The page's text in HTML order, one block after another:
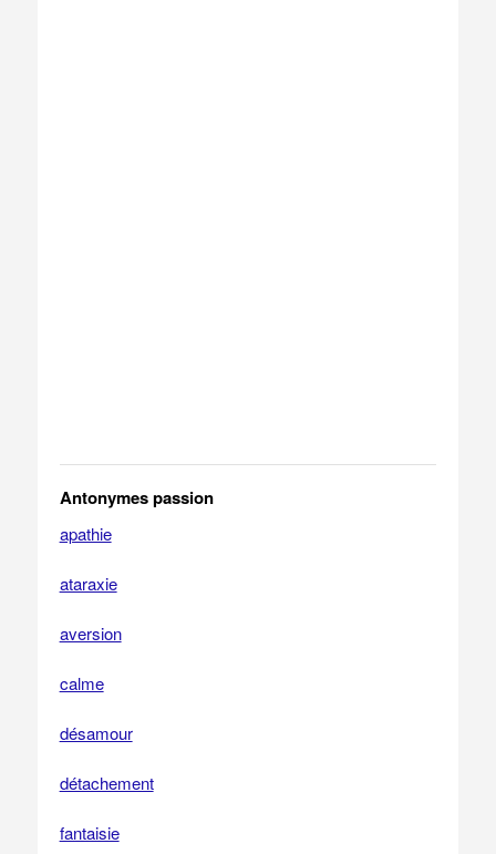
Antonymes passion
apathie
ataraxie
aversion
calme
désamour
détachement
fantaisie